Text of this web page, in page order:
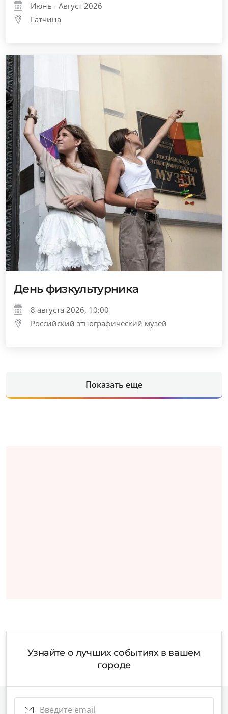
Июнь - Август 2026
Гатчина
День физкультурника
8 августа 2026, 10:00
Российский этнографический музей
Показать еще
Узнайте о лучших событиях в вашем
городе